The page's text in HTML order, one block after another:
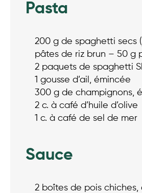
Pasta
200 g de spaghetti secs
pâtes de riz brun – 50 g
2 paquets de spaghetti
1 gousse d’ail, émincée
300 g de champignons,
2 c. à café d’huile d’olive
1 c. à café de sel de mer
Sauce
2 boîtes de pois chiches,